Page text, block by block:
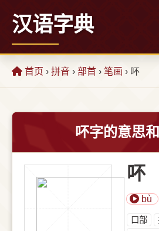
汉语字典
首页 › 拼音 › 部首 › 笔画 › 吥
吥字的意思
吥
bù
⼝部